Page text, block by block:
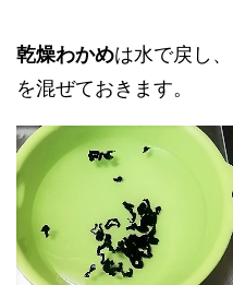
乾燥わかめは水で戻し、
を混ぜておきます。